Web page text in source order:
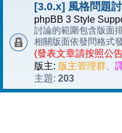
[3.0.x] 風格問題
phpBB 3 Style
討論的範圍包含版面
相關版面依發問格式
(發表文章請按照公
版主: 版主管理群
主題: 203